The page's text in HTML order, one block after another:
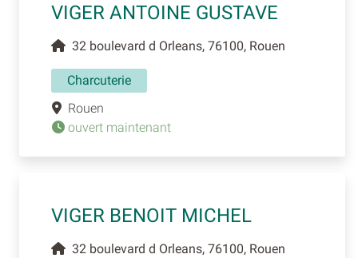
VIGER ANTOINE GUSTAVE
32 boulevard d Orleans, 76100, Rouen
Charcuterie
Rouen
ouvert maintenant
VIGER BENOIT MICHEL
32 boulevard d Orleans, 76100, Rouen